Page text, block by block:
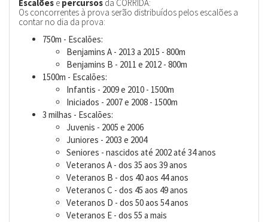
Escalões e percursos da CORRIDA:
Os concorrentes à prova serão distribuídos pelos escalões a
contar no dia da prova:
750m - Escalões:
Benjamins A - 2013 a 2015 - 800m
Benjamins B - 2011 e 2012 - 800m
1500m - Escalões:
Infantis - 2009 e 2010 - 1500m
Iniciados - 2007 e 2008 - 1500m
3 milhas - Escalões:
Juvenis - 2005 e 2006
Juniores - 2003 e 2004
Seniores - nascidos até 2002 até 34 anos
Veteranos A - dos 35 aos 39 anos
Veteranos B - dos 40 aos 44 anos
Veteranos C - dos 45 aos 49 anos
Veteranos D - dos 50 aos 54 anos
Veteranos E - dos 55 a mais